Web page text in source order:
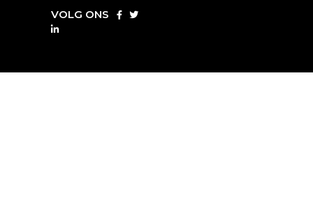
VOLG ONS